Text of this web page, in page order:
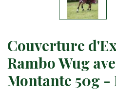
Couverture
Rambo Wug
Montante 50g -